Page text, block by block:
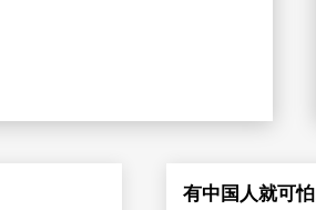
有中国人就可